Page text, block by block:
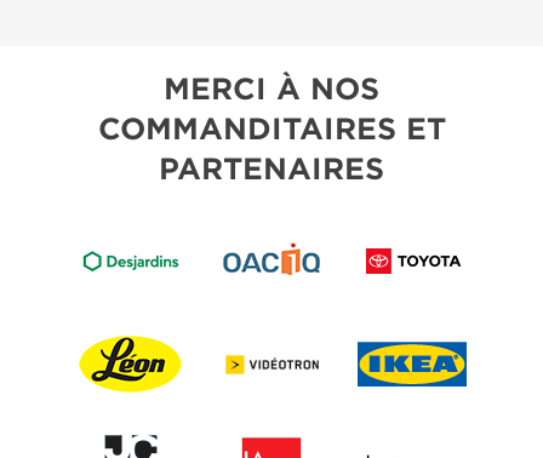
MERCI À NOS
COMMANDITAIRES ET
PARTENAIRES